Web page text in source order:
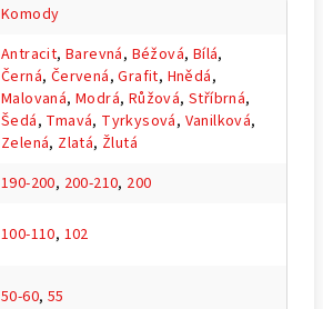
Komody
Antracit,Barevná, Béžová, Bílá,
Černá, Červená,Grafit, Hnědá,
Malovaná,Modrá, Růžová,Stříbrná,
Šedá, Tmavá, Tyrkysová, Vanilková,
Zelená, Zlatá, Žlutá
190-200, 200-210, 200
100-110, 102
50-60, 55